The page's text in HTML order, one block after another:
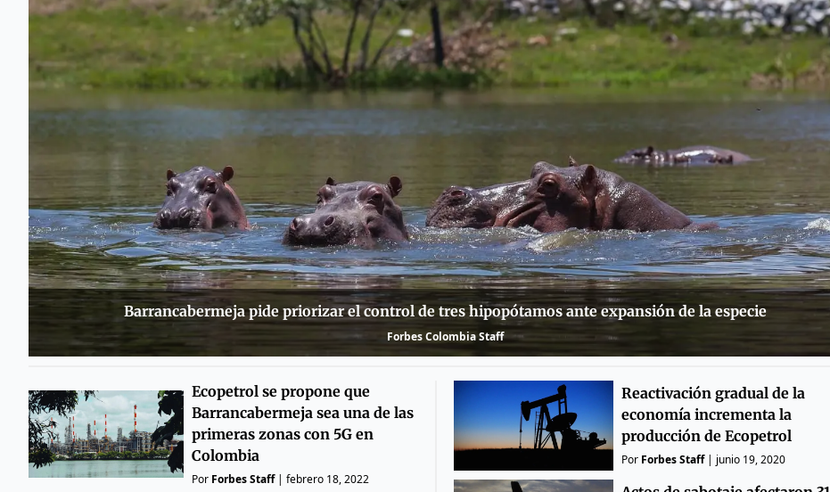
Barrancabermeja pide priorizar el control de tres hipopótamos ante expansión de la especie
Forbes Colombia Staff
Ecopetrol se propone que
Barrancabermeja sea una de las
primeras zonas con 5G en
Colombia
Por Forbes Staff| febrero 18, 2022
Reactivación gradual de la
economía incrementa la
producción de Ecopetrol
Por Forbes Staff| junio 19, 2020